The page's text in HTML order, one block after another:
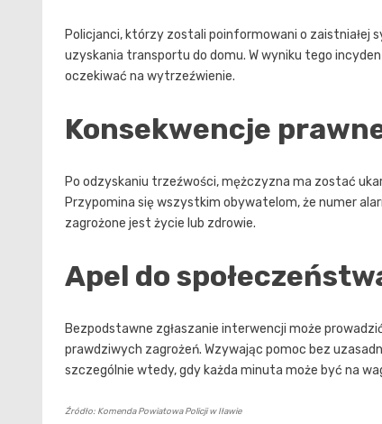
Policjanci, którzy zostali poinformowani o zaistniałej
uzyskania transportu do domu. W wyniku tego
oczekiwać na wytrzeźwienie.
Konsekwencje
Po odzyskaniu trzeźwości, mężczyzna ma zostać
Przypomina się wszystkim obywatelom, że numer
zagrożone jest życie lub zdrowie.
Apel do
Bezpodstawne zgłaszanie interwencji może
prawdziwych zagrożeń. Wzywając pomoc bez
szczególnie wtedy, gdy każda minuta może być na
Źródło: Komenda Powiatowa Policji w Iławie